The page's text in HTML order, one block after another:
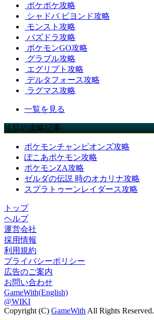
ポケポケ攻略
シャドバ ビヨンド攻略
モンスト攻略
パズドラ攻略
ポケモンGO攻略
グラブル攻略
エグリプト攻略
デルタフォース攻略
ラグマス攻略
一覧を見る
注目の攻略記事
ポケモンチャンピオンズ攻略
ぽこあポケモン攻略
ポケモンZA攻略
ゼルダの伝説 時のオカリナ攻略
スプラトゥーンレイダース攻略
トップ
ヘルプ
運営会社
採用情報
利用規約
プライバシーポリシー
広告のご案内
お問い合わせ
GameWith(English)
@WIKI
Copyright (C) GameWith All Rights Reserved.